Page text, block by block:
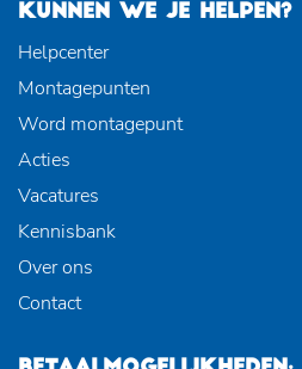
KUNNEN WE JE HELPEN?
Helpcenter
Montagepunten
Word montagepunt
Acties
Vacatures
Kennisbank
Over ons
Contact